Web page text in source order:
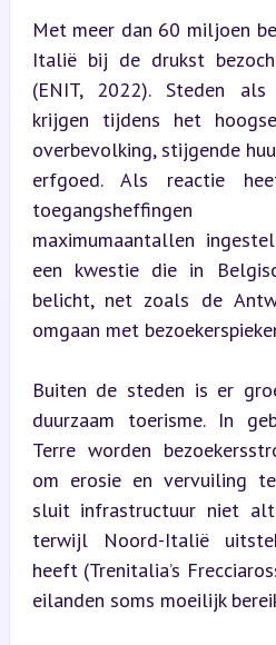
Met meer dan 60 miljoen
Italië bij de drukst
(ENIT, 2022). Steden
krijgen tijdens het
overbevolking, stijgende
erfgoed. Als reactie
maximumaantallen
een kwestie die in
belicht, net zoals de
omgaan met
Buiten de steden is er
duurzaam toerisme. In
Terre worden
om erosie en vervuiling
sluit infrastructuur niet
terwijl Noord-Italië
heeft (Trenitalia’s
eilanden soms moeilijk